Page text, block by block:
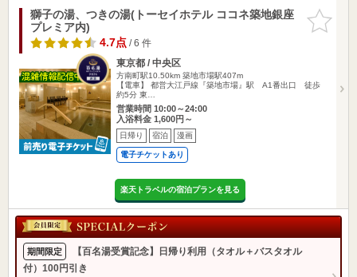
お気に入
りに追加
獅子の湯、つきの湯(トーセイホテル ココネ築地銀座
プレミア内)
4.7点/ 6 件
東京都 / 中央区
方南町駅10.50km 築地市場駅407m
【電車】 都営大江戸線『築地市場』駅 A1番出口 徒歩
約5分 東…
営業時間 10:00～24:00
入浴料金 1,600円～
日帰り 宿泊 漫画
電子チケットあり
楽天トラベルの宿泊プランを見る
期間限定
【百名湯受賞記念】日帰り利用（タオル＋バスタオル
付）100円引き